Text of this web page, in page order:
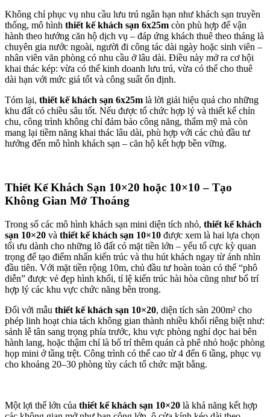
Không chỉ phục vụ nhu cầu lưu trú ngắn hạn như khách sạn truyền
thống, mô hình thiết kế khách sạn 6x25m còn phù hợp để vận
hành theo hướng căn hộ dịch vụ – đáp ứng khách thuê theo tháng là
chuyên gia nước ngoài, người đi công tác dài ngày hoặc sinh viên –
nhân viên văn phòng có nhu cầu ở lâu dài. Điều này mở ra cơ hội
khai thác kép: vừa có thể kinh doanh lưu trú, vừa có thể cho thuê
dài hạn với mức giá tốt và công suất ổn định.
Tóm lại, thiết kế khách sạn 6x25m là lời giải hiệu quả cho những
khu đất có chiều sâu tốt. Nếu được tổ chức hợp lý và thiết kế chỉn
chu, công trình không chỉ đảm bảo công năng, thẩm mỹ mà còn
mang lại tiềm năng khai thác lâu dài, phù hợp với các chủ đầu tư
hướng đến mô hình khách sạn – căn hộ kết hợp bền vững.
Thiết Kế Khách Sạn 10×20 hoặc 10×10 – Tạo
Không Gian Mở Thoáng
Trong số các mô hình khách sạn mini diện tích nhỏ, thiết kế khách
sạn 10×20 và thiết kế khách sạn 10×10 được xem là hai lựa chọn
tối ưu dành cho những lô đất có mặt tiền lớn – yếu tố cực kỳ quan
trọng để tạo điểm nhấn kiến trúc và thu hút khách ngay từ ánh nhìn
đầu tiên. Với mặt tiền rộng 10m, chủ đầu tư hoàn toàn có thể “phô
diễn” được vẻ đẹp hình khối, tỉ lệ kiến trúc hài hòa cũng như bố trí
hợp lý các khu vực chức năng bên trong.
Đối với mẫu thiết kế khách sạn 10×20, diện tích sàn 200m² cho
phép linh hoạt chia tách không gian thành nhiều khối riêng biệt như:
sảnh lễ tân sang trọng phía trước, khu vực phòng nghỉ dọc hai bên
hành lang, hoặc thậm chí là bố trí thêm quán cà phê nhỏ hoặc phòng
họp mini ở tầng trệt. Công trình có thể cao từ 4 đến 6 tầng, phục vụ
cho khoảng 20–30 phòng tùy cách tổ chức mặt bằng.
Một lợi thế lớn của thiết kế khách sạn 10×20 là khả năng kết hợp